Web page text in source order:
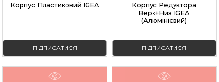
Корпус Пластиковий IGEA
ПІДПИСАТИСЯ
Корпус Редуктора
Верх+низ IGEA
(алюмінієвий)
ПІДПИСАТИСЯ